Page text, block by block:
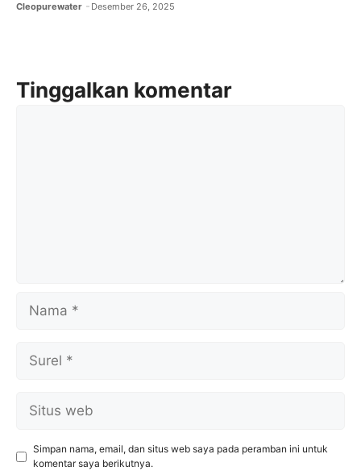
Cleopurewater Desember 26, 2025
Tinggalkan komentar
Nama
Surel
Situs
web
Simpan nama, email, dan situs web saya pada peramban ini untuk
komentar saya berikutnya.